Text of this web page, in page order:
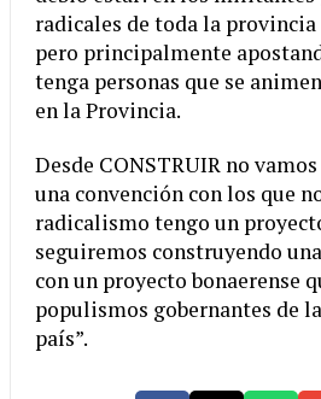
radicales de toda la provincia
pero principalmente
tenga personas que se
en la Provincia.
Desde CONSTRUIR no
una convención con los que
radicalismo tengo un
seguiremos construyendo
con un proyecto bonaerense
populismos gobernantes de
país”.